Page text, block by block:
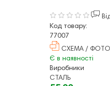
Код товару:
77007
СХЕМА / ФОТО
Є в наявності
Виробники
СТАЛЬ